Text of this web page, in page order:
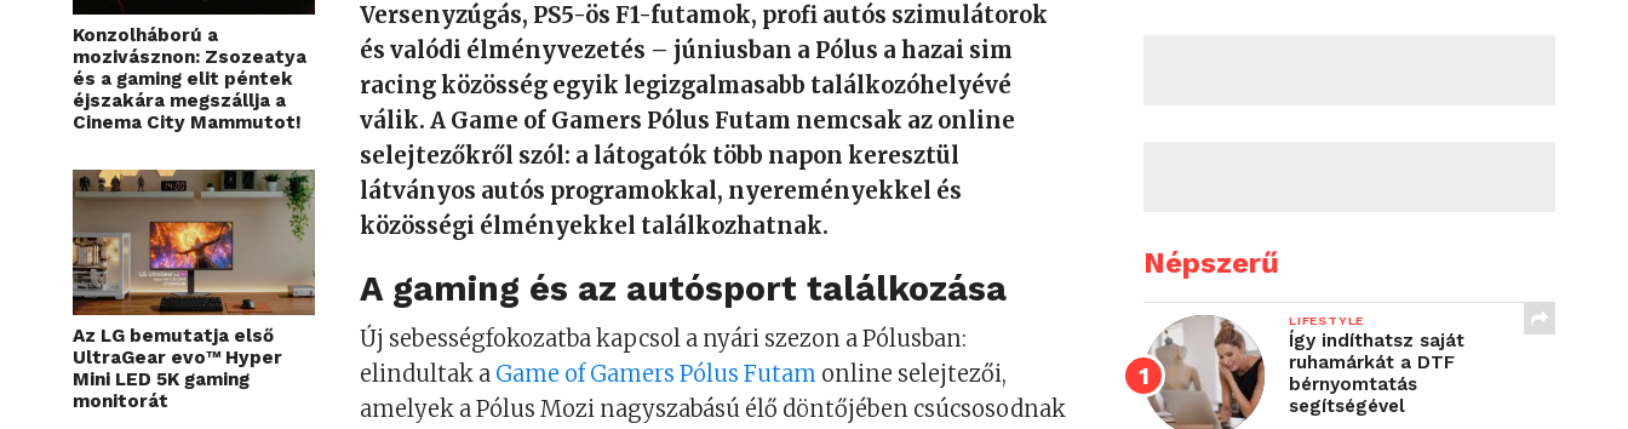
Konzolháború a
mozivásznon: Zsozeatya
és a gaming elit péntek
éjszakára megszállja a
Cinema City Mammutot!
Az LG bemutatja első
UltraGear evo™ Hyper
Mini LED 5K gaming
monitorát
Versenyzúgás, PS5-ös F1-futamok, profi autós szimulátorok
és valódi élményvezetés – júniusban a Pólus a hazai sim
racing közösség egyik legizgalmasabb találkozóhelyévé
válik. A Game of Gamers Pólus Futam nemcsak az online
selejtezőkről szól: a látogatók több napon keresztül
látványos autós programokkal, nyereményekkel és
közösségi élményekkel találkozhatnak.
A gaming és az autósport találkozása
Új sebességfokozatba kapcsol a nyári szezon a Pólusban:
elindultak a Game of Gamers Pólus Futam online selejtezői,
amelyek a Pólus Mozi nagyszabású élő döntőjében csúcsosodnak
Népszerű
LIFESTYLE
Így indíthatsz saját
ruhamárkát a DTF
bérnyomtatás
segítségével